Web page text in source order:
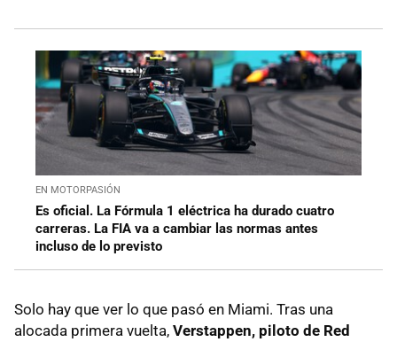
EN MOTORPASIÓN
Es oficial. La Fórmula 1 eléctrica ha durado cuatro
carreras. La FIA va a cambiar las normas antes
incluso de lo previsto
Solo hay que ver lo que pasó en Miami. Tras una
alocada primera vuelta, Verstappen, piloto de Red